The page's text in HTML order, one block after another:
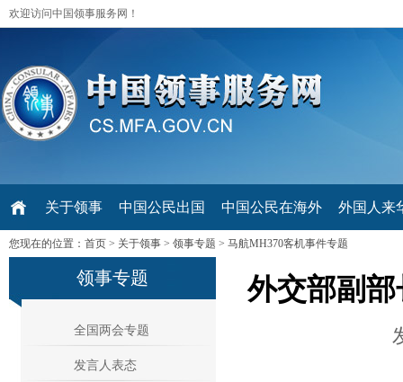
欢迎访问中国领事服务网！
关于领事 中国公民出国 中国公民在海外 外国人来
您现在的位置： 首页 > 关于领事 > 领事专题 > 马航MH370客机事件专题
领事专题
全国两会专题
发言人表态
外交部副